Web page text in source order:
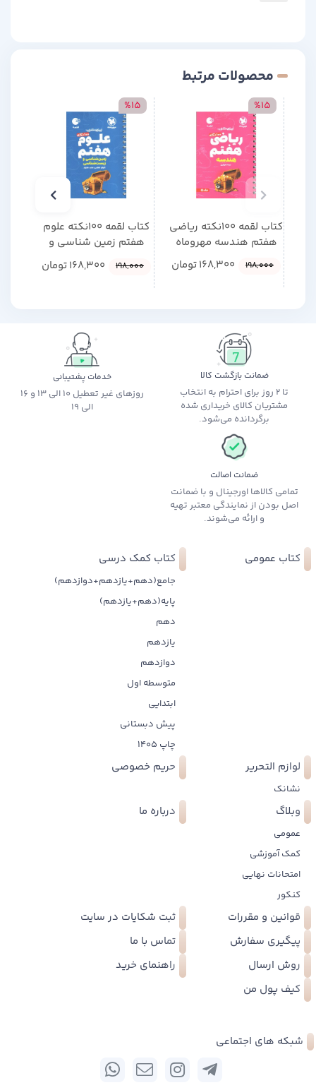
محصولات مرتبط
کتاب لقمه 100نکته ریاضی
هفتم هندسه مهروماه
%15
198,000
168,300تومان
کتاب لقمه 100نکته علوم
هفتم زمین شناسی و
زیست شناسی مهروماه
%15
198,000
168,300تومان
ضمانت بازگشت کالا
تا 2 روز برای احترام به انتخاب
مشتریان کالای خریداری شده
برگردانده می‌شود.
خدمات پشتیبانی
روزهای غیر تعطیل 10 الی 13 و 16
الی 19
ضمانت اصالت
تمامی کالاها اورجینال و با ضمانت
اصل بودن از نمایندگی معتبر تهیه
و ارائه می‌شوند.
کتاب عمومی کتاب کمک درسی
جامع(دهم+یازدهم+دوازدهم)
پایه(دهم+یازدهم)
دهم
یازدهم
دوازدهم
متوسطه اول
ابتدایی
پیش دبستانی
چاپ 1405
لوازم التحریر
نشانک
حریم خصوصی
وبلاگ
عمومی
کمک آموزشی
امتحانات نهایی
کنکور
درباره ما
قوانین و مقررات
ثبت شکایات در سایت
پیگیری سفارش
تماس با ما
روش ارسال
راهنمای خرید
کیف پول من
شبکه های اجتماعی